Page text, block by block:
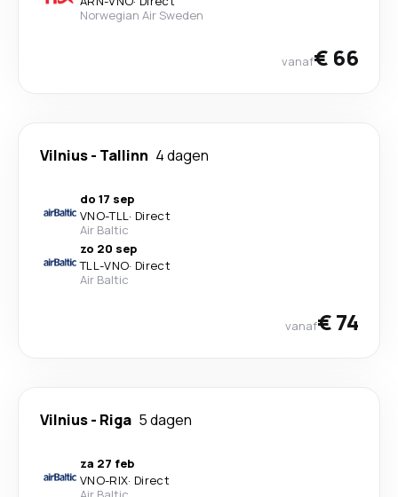
Norwegian Air Sweden
vanaf€ 66
Vilnius- Tallinn 4 dagen
do 17 sep
VNO-TLL· Direct
Air Baltic
zo 20 sep
TLL-VNO· Direct
Air Baltic
vanaf€ 74
Vilnius- Riga 5 dagen
za 27 feb
VNO-RIX· Direct